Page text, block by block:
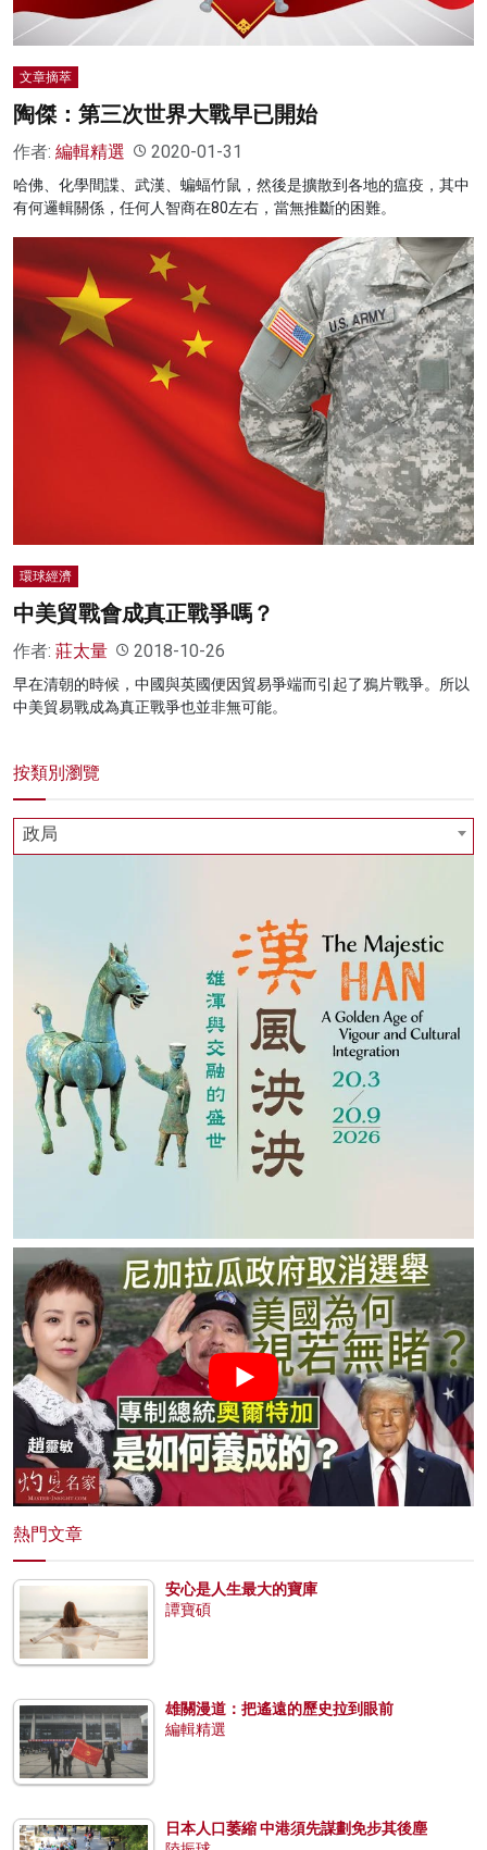
文章摘萃
陶傑：第三次世界大戰早已開始
作者: 編輯精選 2020-01-31
哈佛、化學間諜、武漢、蝙蝠竹鼠，然後是擴散到各地的瘟疫，其中
有何邏輯關係，任何人智商在80左右，當無推斷的困難。
環球經濟
中美貿戰會成真正戰爭嗎？
作者: 莊太量 2018-10-26
早在清朝的時候，中國與英國便因貿易爭端而引起了鴉片戰爭。所以
中美貿易戰成為真正戰爭也並非無可能。
按類別瀏覽
政局
熱門文章
安心是人生最大的寶庫
譚寶碩
雄關漫道：把遙遠的歷史拉到眼前
編輯精選
日本人口萎縮 中港須先謀劃免步其後塵